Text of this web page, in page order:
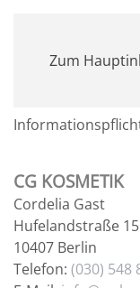
Zum
CG KOSMETIK
Cordelia Gast
Hufelandstraße 15
10407 Berlin
Telefon: (030) 548